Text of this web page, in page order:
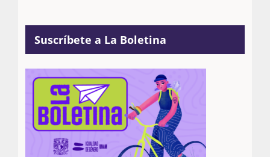
Suscríbete a La Boletina